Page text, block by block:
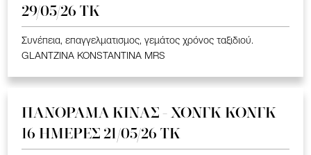
29/05/26 ΤΚ
Συνέπεια, επαγγελματισμος, γεμάτος χρόνος ταξιδιού.
GLANTZINA KONSTANTINA MRS
ΠΑΝΟΡΑΜΑ ΚΙΝΑΣ - ΧΟΝΓΚ ΚΟΝΓΚ
16 ΗΜΕΡΕΣ 21/05/26 TK